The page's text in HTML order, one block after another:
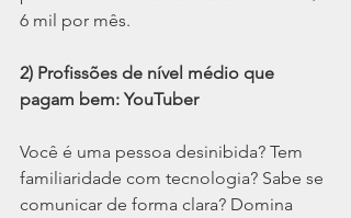
6 mil por mês.
2) Profissões de nível médio que
pagam bem: YouTuber
Você é uma pessoa desinibida? Tem
familiaridade com tecnologia? Sabe se
comunicar de forma clara? Domina